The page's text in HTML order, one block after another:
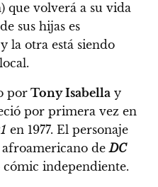
que volverá a su vida
sus hijas es
la otra está siendo
por Tony Isabella y
por primera vez en
en 1977. El personaje
deDC
independiente.